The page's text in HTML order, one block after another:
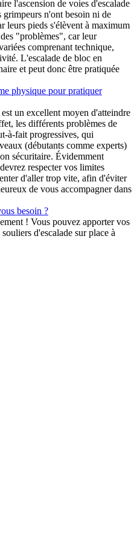
l'ascension de voies d'escalade
grimpeurs n'ont besoin ni de
leurs pieds s'élèvent à maximum
"problèmes", car leur
comprenant technique,
L'escalade de bloc en
et peut donc être pratiquée
physique pour pratiquer
un excellent moyen d'atteindre
les différents problèmes de
à-fait progressives, qui
(débutants comme experts)
sécuritaire. Évidemment
respecter vos limites
d'aller trop vite, afin d'éviter
de vous accompagner dans
besoin ?
! Vous pouvez apporter vos
d'escalade sur place à